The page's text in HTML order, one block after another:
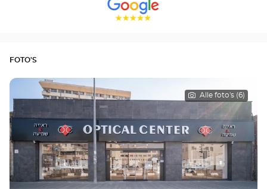
FOTO'S
Alle foto's (6)